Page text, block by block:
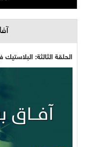
الحلقة الثالثة: